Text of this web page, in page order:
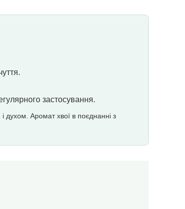
застосування.
духом. Аромат хвої в поєднанні з